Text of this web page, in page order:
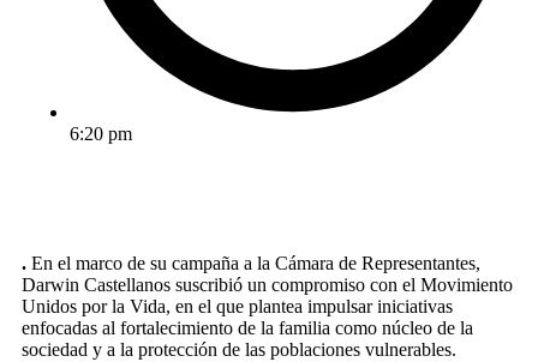
6:20 pm
. En el marco de su campaña a la Cámara de Representantes,
Darwin Castellanos suscribió un compromiso con el Movimiento
Unidos por la Vida, en el que plantea impulsar iniciativas
enfocadas al fortalecimiento de la familia como núcleo de la
sociedad y a la protección de las poblaciones vulnerables.